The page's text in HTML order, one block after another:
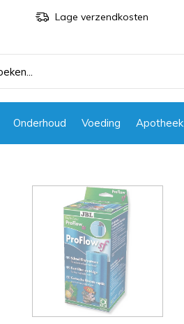
Onderhoud Voeding Apotheek
Lage verzendkosten